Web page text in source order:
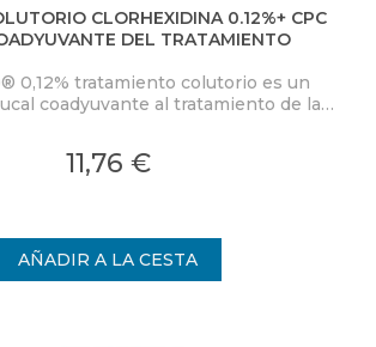
CLORHEXIDINA 0.12%+ CPC
DEL TRATAMIENTO
0,12% tratamiento colutorio es un
coadyuvante al tratamiento de las
Cetilpiridinio 0,05% (CPC).
11,76 €